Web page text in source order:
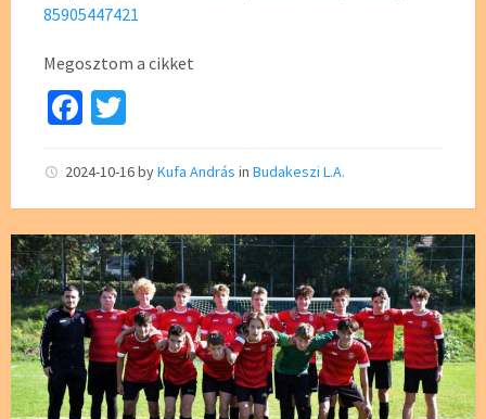
85905447421
Megosztom a cikket
Fa
b
o
o
k
tt
er
2024-10-16byKufa András in Budakeszi L.A.